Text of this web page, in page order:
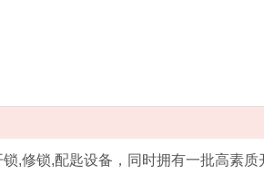
,修锁,配匙设备，同时拥有一批高素